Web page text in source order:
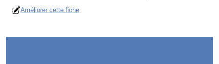
Améliorer cette fiche